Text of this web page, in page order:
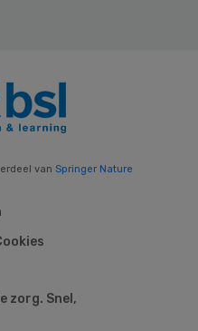
van Springer Nature
zorg. Snel,